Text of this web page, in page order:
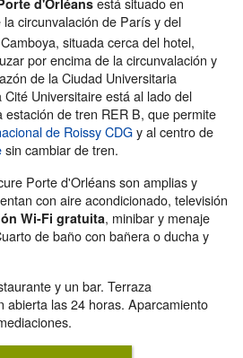
d'Orléans
circunvalación de París y del
situada cerca del hotel,
por encima de la circunvalación y
de la Ciudad Universitaria
Universitaire está al lado del
de tren RER B, que permite
de Roissy CDGy al centro de
sin cambiar de tren.
Porte d'Orléans son amplias y
con aire acondicionado, televisión
Wi-Fi gratuita, minibar y menaje
de baño con bañera o ducha y
y un bar. Terraza
abierta las 24 horas. Aparcamiento